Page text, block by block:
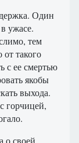
Один
ужасе.
тем
такого
с ее смертью
якобы
выхода.
горчицей,
о своей